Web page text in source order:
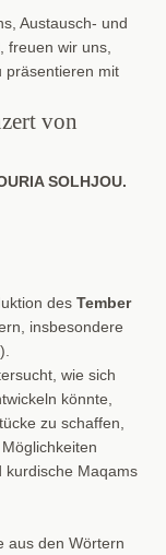
Austausch- und
freuen wir uns,
präsentieren mit
von
SOLHJOU.
des Tember
insbesondere
wie sich
könnte,
zu schaffen,
kurdische Maqams
aus den Wörtern